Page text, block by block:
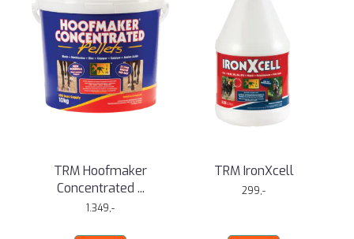
TRM Hoofmaker
Concentrated ...
1.349,-
TRM IronXcell
299,-